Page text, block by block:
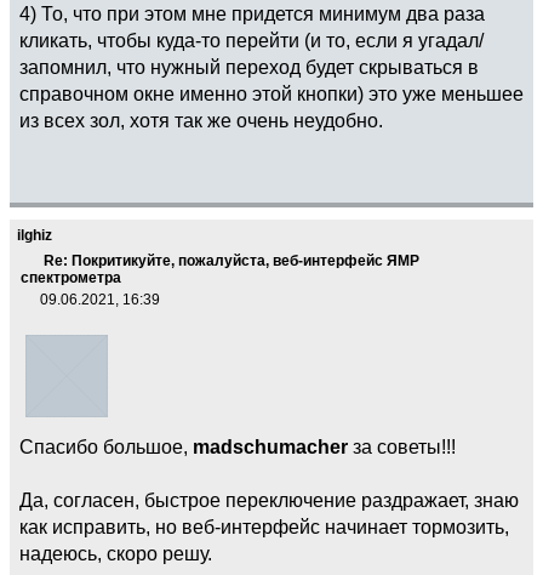
4) То, что при этом мне придется минимум два раза
кликать, чтобы куда-то перейти (и то, если я угадал/
запомнил, что нужный переход будет скрываться в
справочном окне именно этой кнопки) это уже меньшее
из всех зол, хотя так же очень неудобно.
ilghiz
Re: Покритикуйте, пожалуйста, веб-интерфейс ЯМР
спектрометра
09.06.2021, 16:39
Спасибо большое, madschumacher за советы!!!
Да, согласен, быстрое переключение раздражает, знаю
как исправить, но веб-интерфейс начинает тормозить,
надеюсь, скоро решу.